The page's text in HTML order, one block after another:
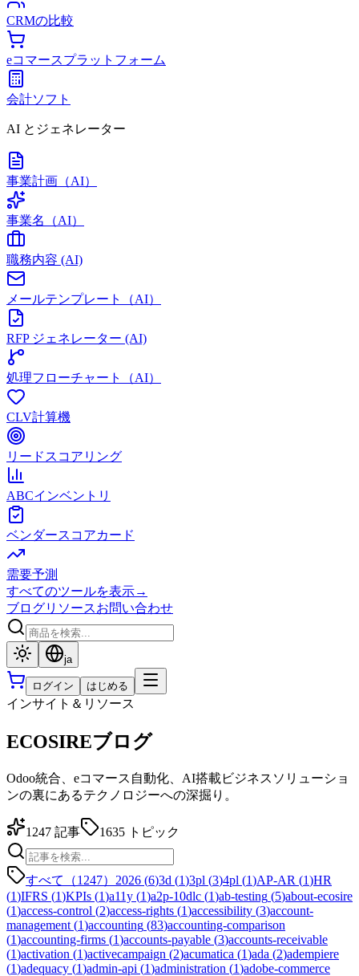
CRMの比較
eコマースプラットフォーム
会計ソフト
AI とジェネレーター
事業計画（AI）
事業名（AI）
職務内容 (AI)
メールテンプレート（AI）
RFP ジェネレーター (AI)
処理フローチャート（AI）
CLV計算機
リードスコアリング
ABCインベントリ
ベンダースコアカード
需要予測
すべてのツールを表示→
ブログリソースお問い合わせ
ja
ログイン はじめる
インサイト＆リソース
ECOSIREブログ
Odoo統合、eコマース自動化、AI搭載ビジネスソリューショ
ンの裏にあるテクノロジーへの深掘り。
1247 記事 1635 トピック
すべて（1247） 2026 (6)3d (1)3pl (3)4pl (1)AP-AR (1)HR
(1)IFRS (1)KPIs (1)a11y (1)a2p-10dlc (1)ab-testing (5)about-ecosire
(1)access-control (2)access-rights (1)accessibility (3)account-
management (1)accounting (83)accounting-comparison
(1)accounting-firms (1)accounts-payable (3)accounts-receivable
(1)activation (1)activecampaign (2)acumatica (1)ada (2)adempiere
(1)adequacy (1)admin-api (1)administration (1)adobe-commerce